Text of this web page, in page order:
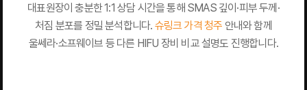
대표원장이 충분한 1:1 상담 시간을 통해 SMAS 깊이·피부 두께·
처짐 분포를 정밀 분석합니다. 슈링크 가격 청주 안내와 함께
울쎄라·소프웨이브 등 다른 HIFU 장비 비교 설명도 진행합니다.